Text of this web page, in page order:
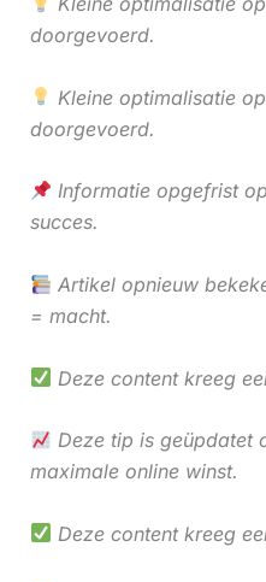
doorgevoerd.
Kleine optimalisatie
doorgevoerd.
Informatie opgefrist
succes.
Artikel opnieuw
= macht.
Deze content kreeg
Deze tip is geüpdatet
maximale online winst.
Deze content kreeg